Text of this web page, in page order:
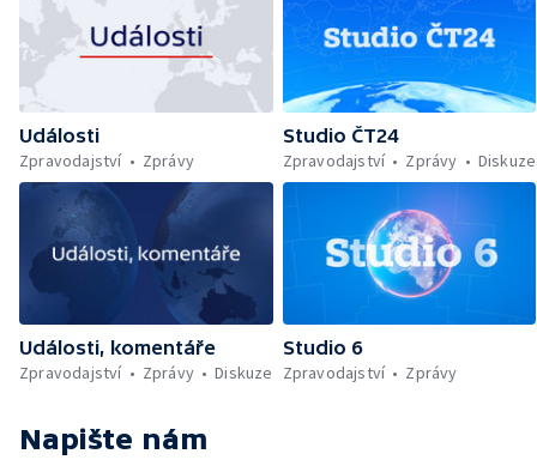
Události
Zpravodajství
Zprávy
Studio ČT24
Zpravodajství
Zprávy Diskuze
Události, komentáře
Zpravodajství
Zprávy Diskuze
Studio 6
Zpravodajství
Zprávy
Napište nám